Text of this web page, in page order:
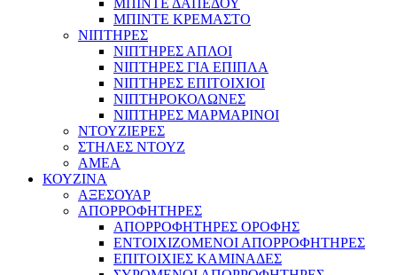
ΜΠΙΝΤΕ ΔΑΠΕΔΟΥ
ΜΠΙΝΤΕ ΚΡΕΜΑΣΤΟ
ΝΙΠΤΗΡΕΣ
ΝΙΠΤΗΡΕΣ ΑΠΛΟΙ
ΝΙΠΤΗΡΕΣ ΓΙΑ ΕΠΙΠΛΑ
ΝΙΠΤΗΡΕΣ ΕΠΙΤΟΙΧΙΟΙ
ΝΙΠΤΗΡΟΚΟΛΩΝΕΣ
ΝΙΠΤΗΡΕΣ ΜΑΡΜΑΡΙΝΟΙ
ΝΤΟΥΖΙΕΡΕΣ
ΣΤΗΛΕΣ ΝΤΟΥΖ
ΑΜΕΑ
ΚΟΥΖΙΝΑ
ΑΞΕΣΟΥΑΡ
ΑΠΟΡΡΟΦΗΤΗΡΕΣ
ΑΠΟΡΡΟΦΗΤΗΡΕΣ ΟΡΟΦΗΣ
ΕΝΤΟΙΧΙΖΟΜΕΝΟΙ ΑΠΟΡΡΟΦΗΤΗΡΕΣ
ΕΠΙΤΟΙΧΙΕΣ ΚΑΜΙΝΑΔΕΣ